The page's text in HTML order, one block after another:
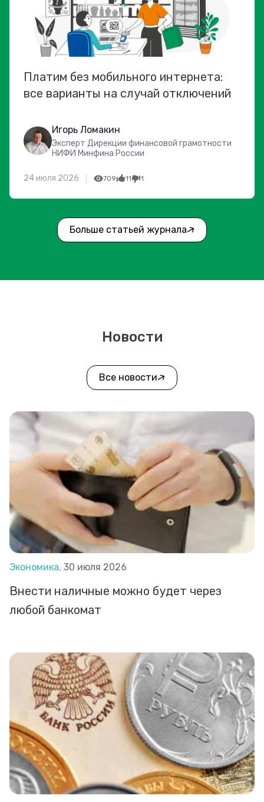
Платим без мобильного интернета:
все варианты на случай отключений
Игорь Ломакин
Эксперт Дирекции финансовой грамотности
НИФИ Минфина России
24 июля 2026 709 11 1
Больше статьей журнала
Новости
Все новости
Экономика, 30 июля 2026
Внести наличные можно будет через
любой банкомат